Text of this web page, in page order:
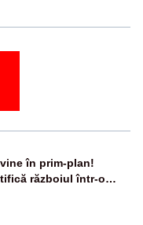
în prim-plan!
războiul într-o